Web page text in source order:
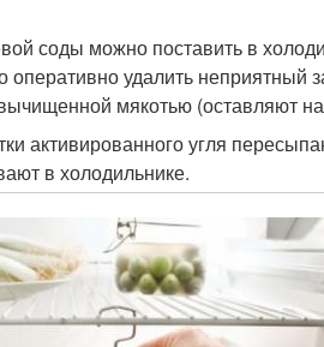
соды можно поставить в
удалить неприятный
мякотью (оставляют
активированного угля
в холодильнике.